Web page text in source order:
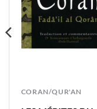
CORAN/QUR'AN